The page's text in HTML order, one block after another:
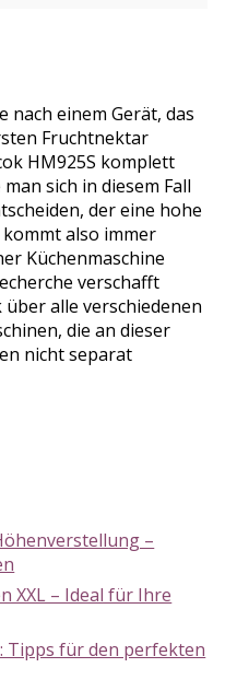
nach einem Gerät, das
Fruchtnektar
HM925S komplett
sich in diesem Fall
der eine hohe
also immer
Küchenmaschine
verschafft
alle verschiedenen
die an dieser
nicht separat
–
XXL – Ideal für Ihre
für den perfekten